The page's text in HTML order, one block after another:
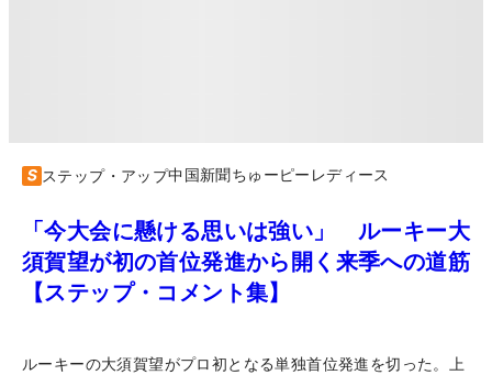
ステップ・アップ中国新聞ちゅーピーレディース
「今大会に懸ける思いは強い」 ルーキー大
須賀望が初の首位発進から開く来季への道筋
【ステップ・コメント集】
ルーキーの大須賀望がプロ初となる単独首位発進を切った。上